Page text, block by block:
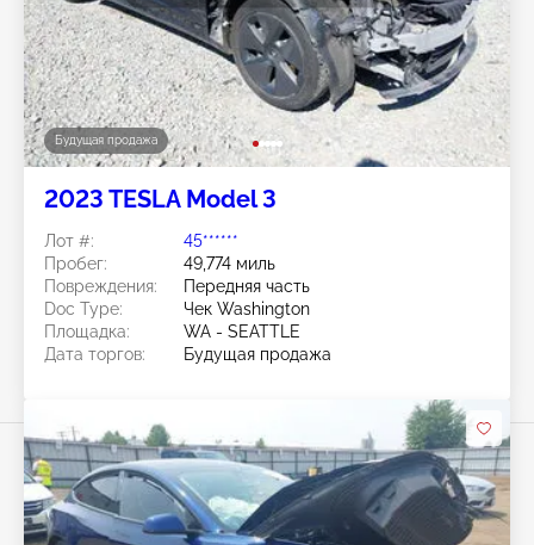
Будущая продажа
2023 TESLA Model 3
Лот #:
45******
Пробег:
49,774 миль
Повреждения:
Передняя часть
Doc Type:
Чек Washington
Площадка:
WA - SEATTLE
Дата торгов:
Будущая продажа